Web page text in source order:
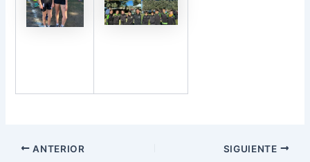
ANTERIOR SIGUIENTE